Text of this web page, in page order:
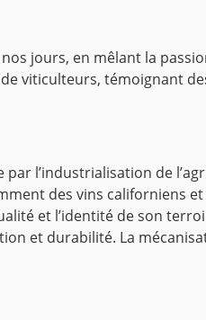
jours, en mêlant la
viticulteurs, témoignant
l’industrialisation de
des vins californiens et
et l’identité de son
et durabilité. La